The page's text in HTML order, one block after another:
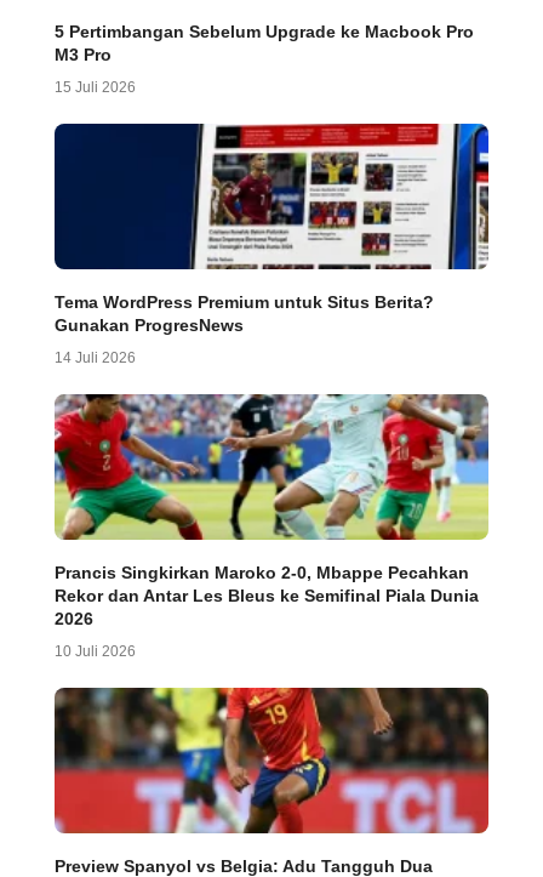
5 Pertimbangan Sebelum Upgrade ke Macbook Pro
M3 Pro
15 Juli 2026
Tema WordPress Premium untuk Situs Berita?
Gunakan ProgresNews
14 Juli 2026
Prancis Singkirkan Maroko 2-0, Mbappe Pecahkan
Rekor dan Antar Les Bleus ke Semifinal Piala Dunia
2026
10 Juli 2026
Preview Spanyol vs Belgia: Adu Tangguh Dua